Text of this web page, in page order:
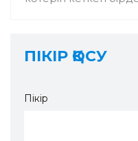
ПІКІР ҚОСУ
Пікір